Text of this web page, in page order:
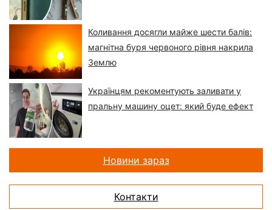
Коливання досягли майже шести балів:
магнітна буря червоного рівня накрила
Землю
Українцям рекоментують заливати у
пральну машину оцет: який буде ефект
Новини зараз
Контакти